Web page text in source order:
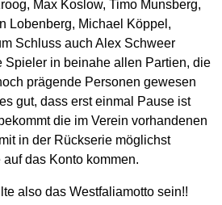
Max Koslow, Timo Munsberg,
Lobenberg, Michael Köppel,
Schluss auch Alex Schweer
Spieler in beinahe allen Partien, die
prägende Personen gewesen
gut, dass erst einmal Pause ist
die im Verein vorhandenen
in der Rückserie möglichst
das Konto kommen.
also das Westfaliamotto sein!!